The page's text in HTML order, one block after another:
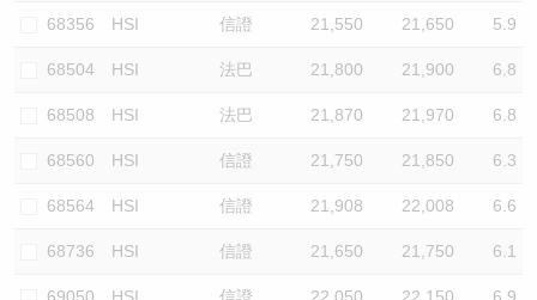
68356 HSI 信證 21,550 21,650 5.9
68504 HSI 法巴 21,800 21,900 6.8
68508 HSI 法巴 21,870 21,970 6.8
68560 HSI 信證 21,750 21,850 6.3
68564 HSI 信證 21,908 22,008 6.6
68736 HSI 信證 21,650 21,750 6.1